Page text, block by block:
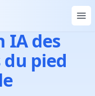
des
pied